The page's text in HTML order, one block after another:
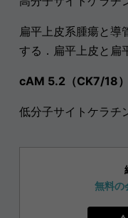
扁平上皮系腫瘍と導
する．扁平上皮と扁
cAM 5.2（CK7/18
低分子サイトケラチ
無料の